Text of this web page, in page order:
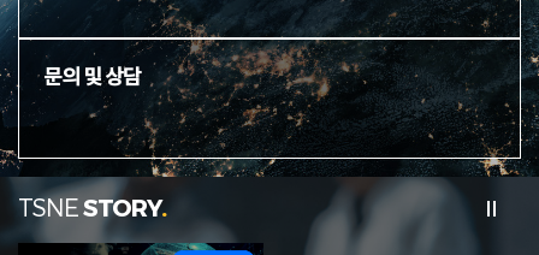
문의 및 상담
TSNESTORY